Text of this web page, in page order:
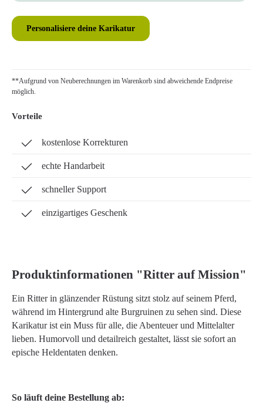
Personalisiere deine Karikatur
**Aufgrund von Neuberechnungen im Warenkorb sind abweichende Endpreise
möglich.
Vorteile
kostenlose Korrekturen
echte Handarbeit
schneller Support
einzigartiges Geschenk
Produktinformationen "Ritter auf Mission"
Ein Ritter in glänzender Rüstung sitzt stolz auf seinem Pferd,
während im Hintergrund alte Burgruinen zu sehen sind. Diese
Karikatur ist ein Muss für alle, die Abenteuer und Mittelalter
lieben. Humorvoll und detailreich gestaltet, lässt sie sofort an
epische Heldentaten denken.
So läuft deine Bestellung ab: